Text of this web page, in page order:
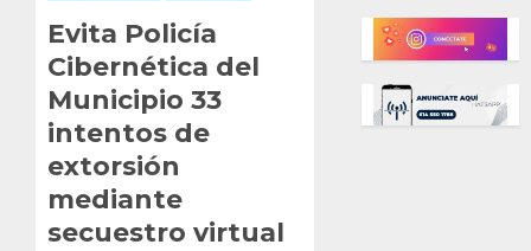
Evita Policía
Cibernética del
Municipio 33
intentos de
extorsión
mediante
secuestro virtual